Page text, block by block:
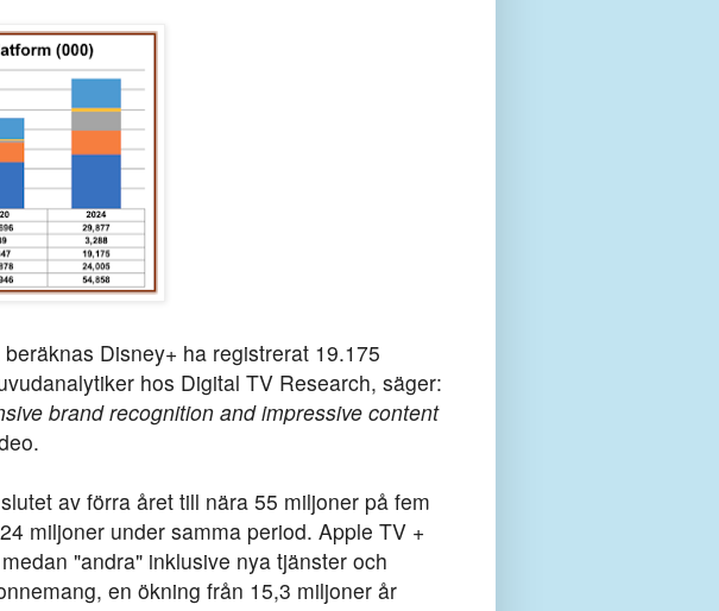
Disney+ ha registrerat 19.175
hos Digital TV Research, säger:
brand recognition and impressive content
av förra året till nära 55 miljoner på fem
miljoner under samma period. Apple TV +
"andra" inklusive nya tjänster och
en ökning från 15,3 miljoner år